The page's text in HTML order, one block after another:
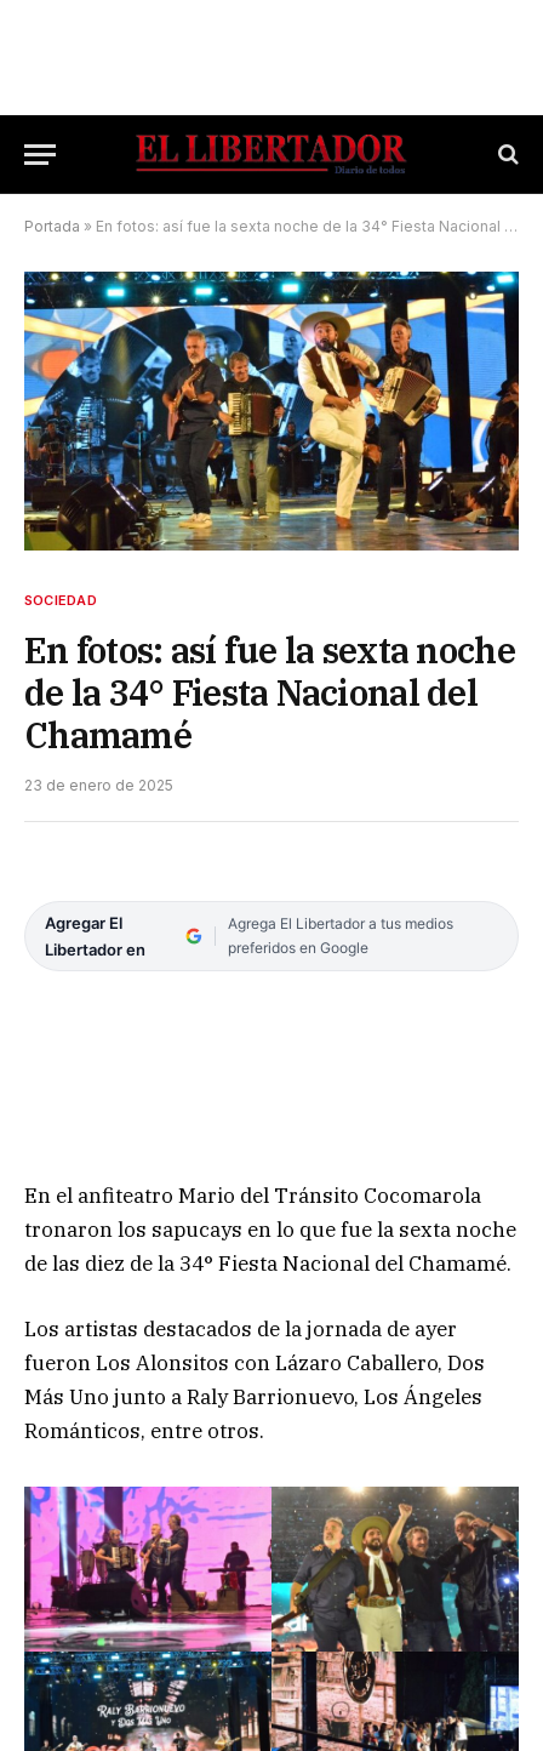
Portada » En fotos: así fue la sexta noche de la 34° Fiesta Nacional del Chamamé
SOCIEDAD
En fotos: así fue la sexta noche
de la 34° Fiesta Nacional del
Chamamé
23 de enero de 2025
Agregar El
Libertador en
Agrega El Libertador a tus medios
preferidos en Google
En el anfiteatro Mario del Tránsito Cocomarola
tronaron los sapucays en lo que fue la sexta noche
de las diez de la 34° Fiesta Nacional del Chamamé.
Los artistas destacados de la jornada de ayer
fueron Los Alonsitos con Lázaro Caballero, Dos
Más Uno junto a Raly Barrionuevo, Los Ángeles
Románticos, entre otros.